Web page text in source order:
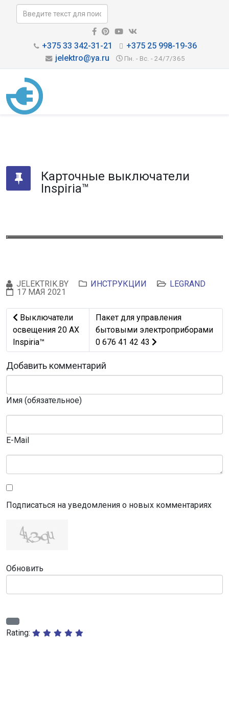
+375 33 342-31-21
+375 25 998-19-36
jelektro@ya.ru
Пн. - Вс. - 24/7/365
Карточные выключатели
Inspiria™
JELEKTRIK.BY ИНСТРУКЦИИ
LEGRAND
17 МАЯ 2021
Предыдущий: Выключатели освещения 20 AX Inspiria™
Выключатели
освещения 20 AX
Inspiria™
Следующий: Пакет для
Пакет для управления
бытовыми электроприборами
0 676 41 42 43
Добавить комментарий
Имя (обязательное)
E-Mail
Подписаться на уведомления о новых комментариях
Обновить
Rating: